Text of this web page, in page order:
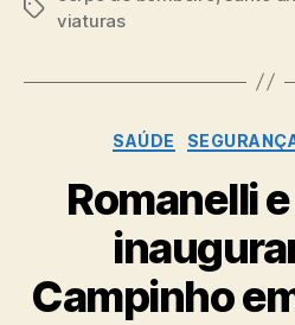
Tags
viaturas
SAÚDE
Romanelli
Campinho